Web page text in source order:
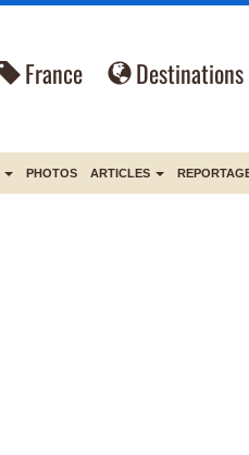
France Destinations
PHOTOS ARTICLES